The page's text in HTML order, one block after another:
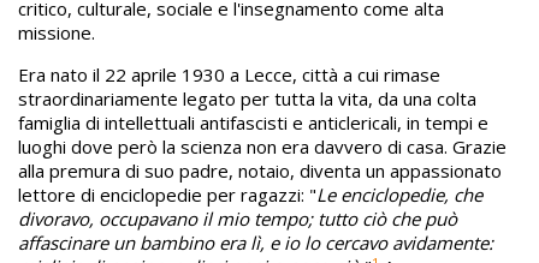
critico, culturale, sociale e l'insegnamento come alta
missione.
Era nato il 22 aprile 1930 a Lecce, città a cui rimase
straordinariamente legato per tutta la vita, da una colta
famiglia di intellettuali antifascisti e anticlericali, in tempi e
luoghi dove però la scienza non era davvero di casa. Grazie
alla premura di suo padre, notaio, diventa un appassionato
lettore di enciclopedie per ragazzi: "Le enciclopedie, che
divoravo, occupavano il mio tempo; tutto ciò che può
affascinare un bambino era lì, e io lo cercavo avidamente: